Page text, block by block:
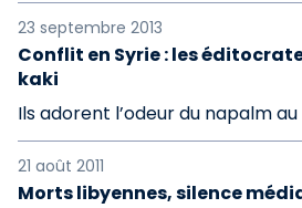
23 septembre 2013
Conflit en Syrie : les
kaki
Ils adorent l’odeur du napalm
21 août 2011
Morts libyennes, silence